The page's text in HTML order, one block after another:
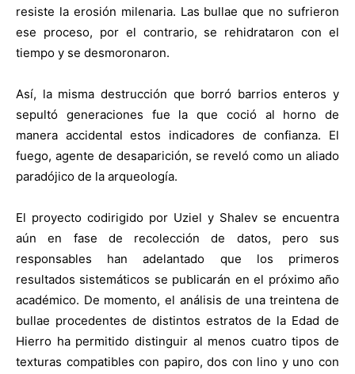
resiste la erosión milenaria. Las bullae que no sufrieron
ese proceso, por el contrario, se rehidrataron con el
tiempo y se desmoronaron.
Así, la misma destrucción que borró barrios enteros y
sepultó generaciones fue la que coció al horno de
manera accidental estos indicadores de confianza. El
fuego, agente de desaparición, se reveló como un aliado
paradójico de la arqueología.
El proyecto codirigido por Uziel y Shalev se encuentra
aún en fase de recolección de datos, pero sus
responsables han adelantado que los primeros
resultados sistemáticos se publicarán en el próximo año
académico. De momento, el análisis de una treintena de
bullae procedentes de distintos estratos de la Edad de
Hierro ha permitido distinguir al menos cuatro tipos de
texturas compatibles con papiro, dos con lino y uno con